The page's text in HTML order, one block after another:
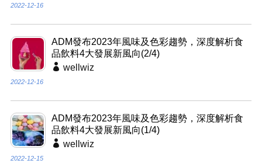
2022-12-16
ADM發布2023年風味及色彩趨勢，深度解析食
品飲料4大發展新風向(2/4)
wellwiz
2022-12-16
ADM發布2023年風味及色彩趨勢，深度解析食
品飲料4大發展新風向(1/4)
wellwiz
2022-12-15